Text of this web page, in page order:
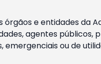
e entidades da
agentes públicos,
ou de